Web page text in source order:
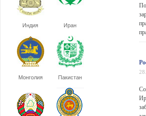
Индия Иран
Монголия Пакистан